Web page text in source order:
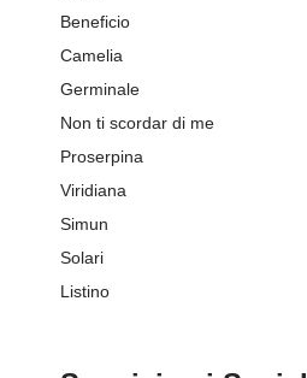
Beneficio
Camelia
Germinale
Non ti scordar di me
Proserpina
Viridiana
Simun
Solari
Listino